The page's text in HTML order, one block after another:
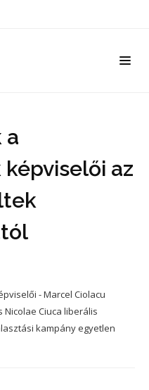
a
az
- Marcel Ciolacu
Ciuca liberális
kampány egyetlen